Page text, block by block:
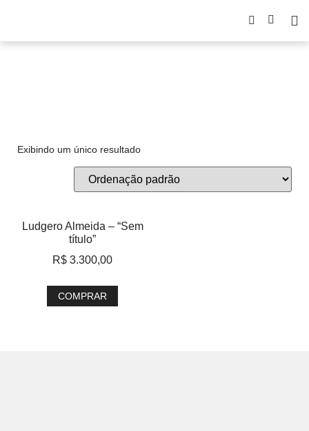
Exibindo um único resultado
Ludgero Almeida – “Sem
título”
R$ 3.300,00
COMPRAR